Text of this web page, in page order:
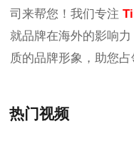
司来帮您！我们专注
就品牌在海外的影响
质的品牌形象，助您占
热门视频